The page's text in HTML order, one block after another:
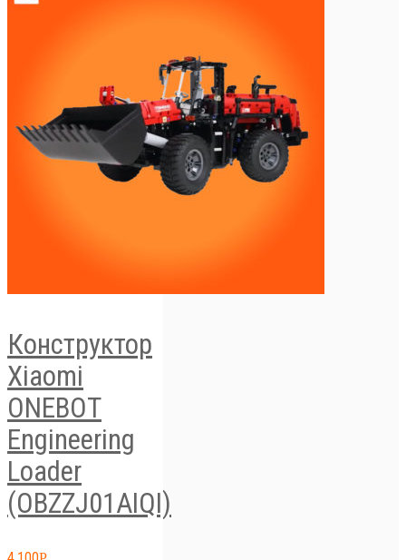
Конструктор
Xiaomi
ONEBOT
Engineering
Loader
(OBZZJ01AIQI)
4,100Р